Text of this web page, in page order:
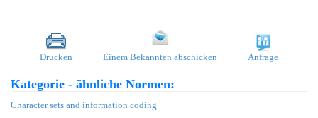
Drucken Einem Bekannten abschicken Anfrage
Kategorie - ähnliche Normen:
Character sets and information coding